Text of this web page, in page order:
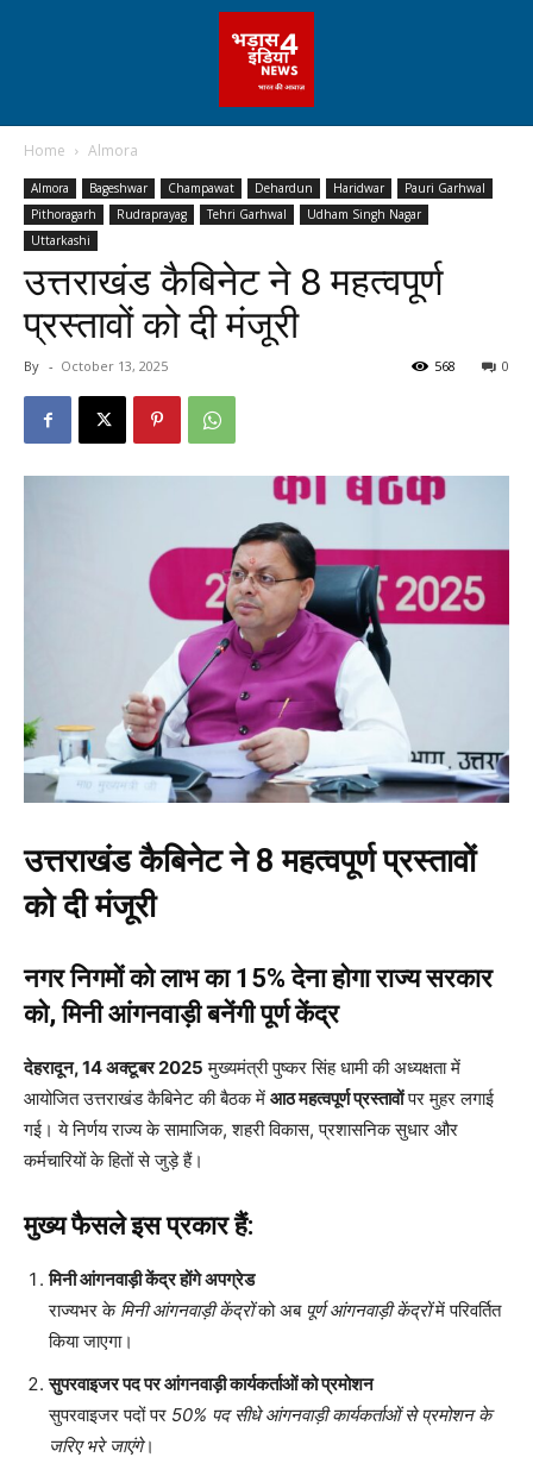
Home Almora
Almora Bageshwar Champawat Dehardun Haridwar
Pauri Garhwal
Pithoragarh
Rudraprayag Tehri Garhwal
Udham Singh Nagar
Uttarkashi
उत्तराखंड कैबिनेट ने 8 महत्वपूर्ण
प्रस्तावों को दी मंजूरी
By - October 13, 2025 0
568
उत्तराखंड कैबिनेट ने 8 महत्वपूर्ण प्रस्तावों
को दी मंजूरी
नगर निगमों को लाभ का 15% देना होगा राज्य सरकार
को, मिनी आंगनवाड़ी बनेंगी पूर्ण केंद्र
देहरादून, 14 अक्टूबर 2025 मुख्यमंत्री पुष्कर सिंह धामी की अध्यक्षता में
आयोजित उत्तराखंड कैबिनेट की बैठक में आठ महत्वपूर्ण प्रस्तावोंपर मुहर लगाई
गई। ये निर्णय राज्य के सामाजिक, शहरी विकास, प्रशासनिक सुधार और
कर्मचारियों के हितों से जुड़े हैं।
मुख्य फैसले इस प्रकार हैं:
मिनी आंगनवाड़ी केंद्र होंगे अपग्रेड
राज्यभर के मिनी आंगनवाड़ी केंद्रोंको अब पूर्ण आंगनवाड़ी केंद्रोंमें परिवर्तित
किया जाएगा।
सुपरवाइजर पद पर आंगनवाड़ी कार्यकर्ताओं को प्रमोशन
सुपरवाइजर पदों पर 50% पद सीधे आंगनवाड़ी कार्यकर्ताओं से प्रमोशन के
जरिए भरे जाएंगे।